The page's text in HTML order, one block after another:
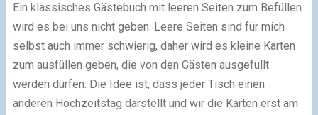
Ein klassisches Gästebuch mit leeren Seiten zum Befüllen
wird es bei uns nicht geben. Leere Seiten sind für mich
selbst auch immer schwierig, daher wird es kleine Karten
zum ausfüllen geben, die von den Gästen ausgefüllt
werden dürfen. Die Idee ist, dass jeder Tisch einen
anderen Hochzeitstag darstellt und wir die Karten erst am